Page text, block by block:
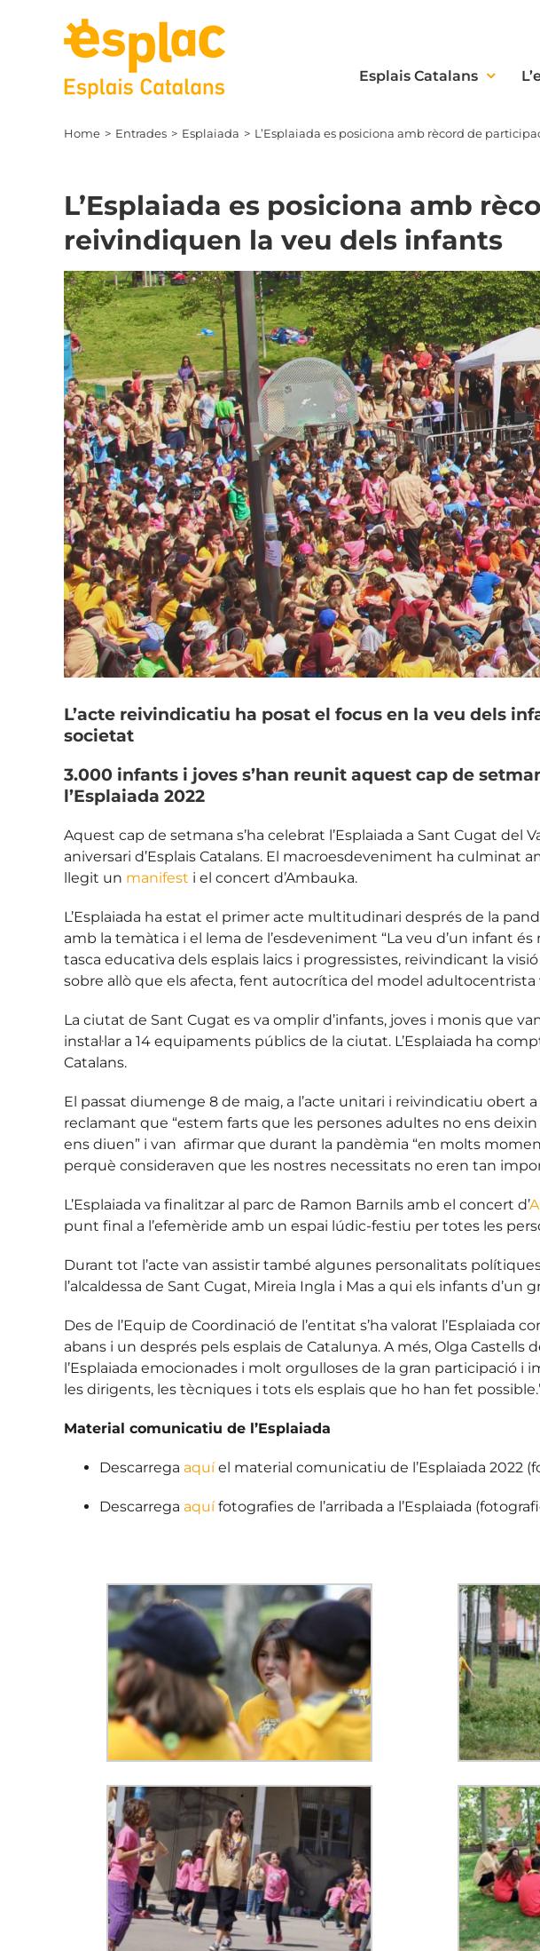
Esplais Catalans
Home Entrades Esplaiada L’Esplaiada es posiciona amb rècord de
L’Esplaiada es posiciona amb
reivindiquen la veu dels infants
View
Larger
Image
L’acte reivindicatiu ha posat el focus en la veu dels
societat
3.000 infants i joves s’han reunit aquest cap de
l’Esplaiada 2022
Aquest cap de setmana s’ha celebrat l’Esplaiada a Sant Cugat
aniversari d’Esplais Catalans. El macroesdeveniment ha culminat
llegit un manifest i el concert d’Ambauka.
L’Esplaiada ha estat el primer acte multitudinari després de la
amb la temàtica i el lema de l’esdeveniment “La veu d’un infant
tasca educativa dels esplais laics i progressistes, reivindicant la
sobre allò que els afecta, fent autocrítica del model adultocentrista
La ciutat de Sant Cugat es va omplir d’infants, joves i monis que
instal·lar a 14 equipaments públics de la ciutat. L’Esplaiada ha
Catalans.
El passat diumenge 8 de maig, a l’acte unitari i reivindicatiu obert
reclamant que “estem farts que les persones adultes no ens
ens diuen” i van afirmar que durant la pandèmia “en molts
perquè consideraven que les nostres necessitats no eren tan
L’Esplaiada va finalitzar al parc de Ramon Barnils amb el concert d’
punt final a l’efemèride amb un espai lúdic-festiu per totes les
Durant tot l’acte van assistir també algunes personalitats
l’alcaldessa de Sant Cugat, Mireia Ingla i Mas a qui els infants
Des de l’Equip de Coordinació de l’entitat s’ha valorat
abans i un després pels esplais de Catalunya. A més, Olga
l’Esplaiada emocionades i molt orgulloses de la gran participació i
les dirigents, les tècniques i tots els esplais que ho han fet
Material comunicatiu de l’Esplaiada
Descarrega aquí el material comunicatiu de l’Esplaiada 2022
Descarrega aquífotografies de l’arribada a l’Esplaiada